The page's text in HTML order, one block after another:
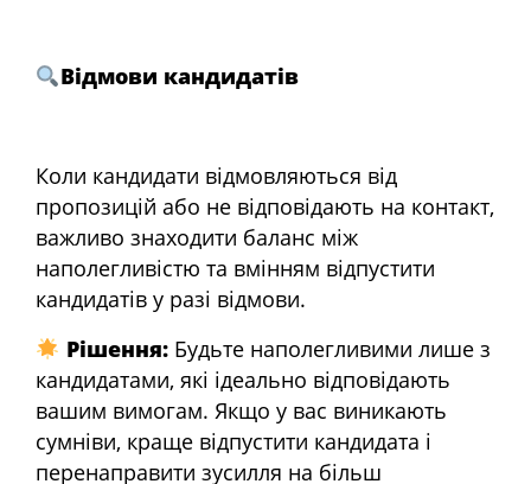
Відмови кандидатів
Коли кандидати відмовляються від
пропозицій або не відповідають на контакт,
важливо знаходити баланс між
наполегливістю та вмінням відпустити
кандидатів у разі відмови.
Рішення:Будьте наполегливими лише з
кандидатами, які ідеально відповідають
вашим вимогам. Якщо у вас виникають
сумніви, краще відпустити кандидата і
перенаправити зусилля на більш